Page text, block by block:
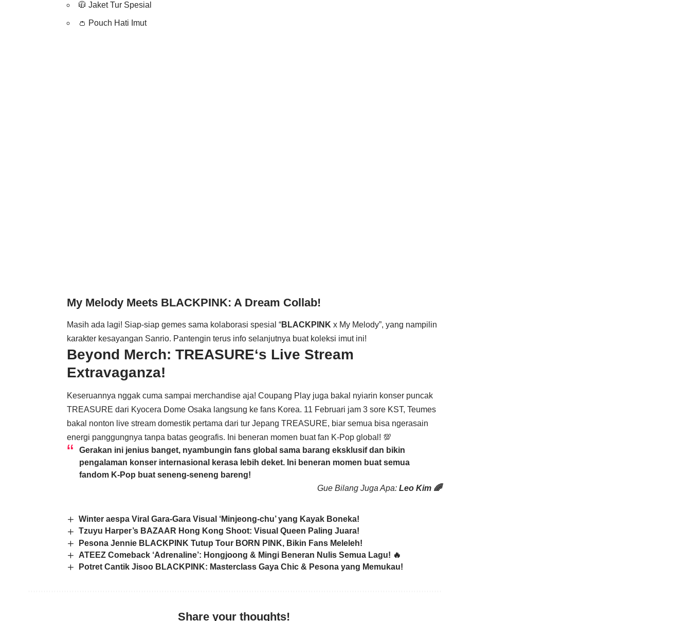
🧥 Jaket Tur Spesial
👛 Pouch Hati Imut
My Melody Meets BLACKPINK: A Dream Collab!
Masih ada lagi! Siap-siap gemes sama kolaborasi spesial “BLACKPINK x My Melody”, yang nampilin
karakter kesayangan Sanrio. Pantengin terus info selanjutnya buat koleksi imut ini!
Beyond Merch: TREASURE‘s Live Stream
Extravaganza!
Keseruannya nggak cuma sampai merchandise aja! Coupang Play juga bakal nyiarin konser puncak
TREASURE dari Kyocera Dome Osaka langsung ke fans Korea. 11 Februari jam 3 sore KST, Teumes
bakal nonton live stream domestik pertama dari tur Jepang TREASURE, biar semua bisa ngerasain
energi panggungnya tanpa batas geografis. Ini beneran momen buat fan K-Pop global! 💯
Gerakan ini jenius banget, nyambungin fans global sama barang eksklusif dan bikin
pengalaman konser internasional kerasa lebih deket. Ini beneran momen buat semua
fandom K-Pop buat seneng-seneng bareng!
Gue Bilang Juga Apa: Leo Kim 🌈
Winter aespa Viral Gara-Gara Visual ‘Minjeong-chu’ yang Kayak Boneka!
Tzuyu Harper’s BAZAAR Hong Kong Shoot: Visual Queen Paling Juara!
Pesona Jennie BLACKPINK Tutup Tour BORN PINK, Bikin Fans Meleleh!
ATEEZ Comeback ‘Adrenaline’: Hongjoong & Mingi Beneran Nulis Semua Lagu! 🔥
Potret Cantik Jisoo BLACKPINK: Masterclass Gaya Chic & Pesona yang Memukau!
Share your thoughts!